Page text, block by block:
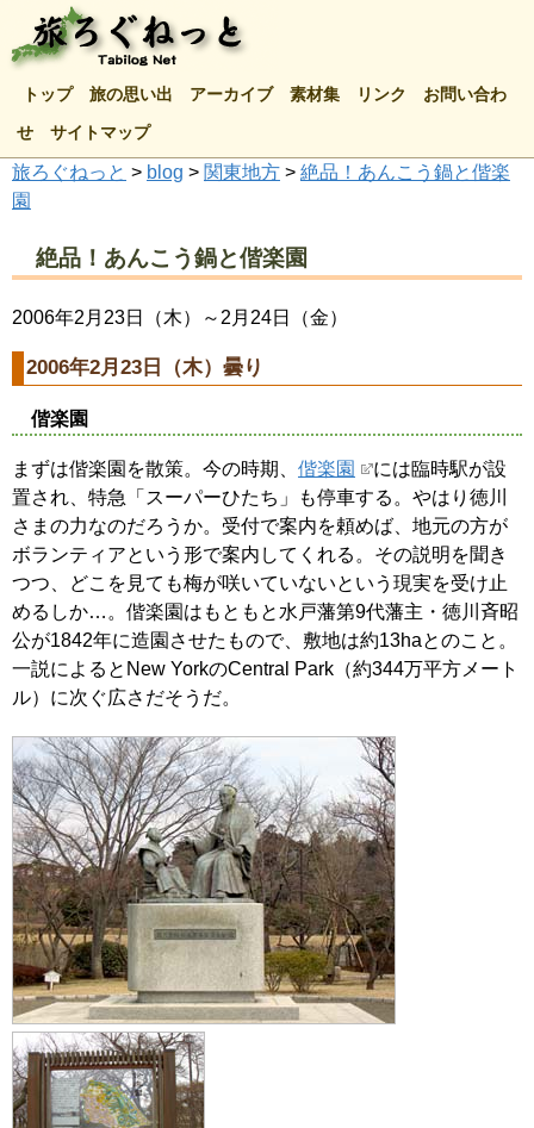
トップ 旅の思い出 アーカイブ 素材集 リンク お問い合わ
せ サイトマップ
旅ろぐねっと > blog > 関東地方 > 絶品！あんこう鍋と偕楽
園
絶品！あんこう鍋と偕楽園
2006年2月23日（木）～2月24日（金）
2006年2月23日（木）曇り
偕楽園
まずは偕楽園を散策。今の時期、 偕楽園
には臨時駅が設
置され、特急「スーパーひたち」も停車する。やはり徳川
さまの力なのだろうか。受付で案内を頼めば、地元の方が
ボランティアという形で案内してくれる。その説明を聞き
つつ、どこを見ても梅が咲いていないという現実を受け止
めるしか…。偕楽園はもともと水戸藩第9代藩主・徳川斉昭
公が1842年に造園させたもので、敷地は約13haとのこと。
一説によるとNew YorkのCentral Park（約344万平方メート
ル）に次ぐ広さだそうだ。